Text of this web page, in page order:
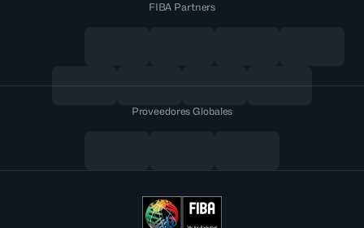
FIBA Partners
Proveedores Globales